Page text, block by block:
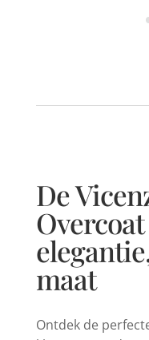
De
maat
Ontdek de